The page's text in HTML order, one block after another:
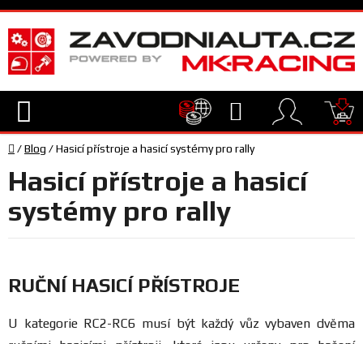
Přejít
na
obsah
Hledat
TECHNIKA
VYBAVENÍ
A
SERVIS
Domů
/Blog /Hasicí přístroje a hasicí systémy pro rally
Hasicí přístroje a hasicí
systémy pro rally
RUČNÍ HASICÍ PŘÍSTROJE
U kategorie RC2-RC6 musí být každý vůz vybaven dvěma